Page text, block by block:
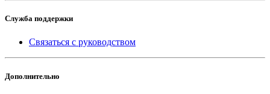
Служба поддержки
Связаться с руководством
Дополнительно